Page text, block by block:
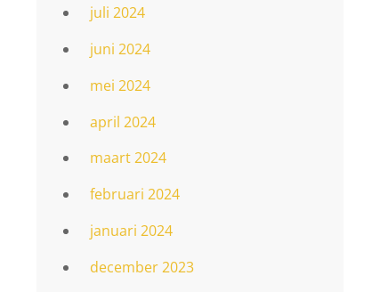
juli 2024
juni 2024
mei 2024
april 2024
maart 2024
februari 2024
januari 2024
december 2023